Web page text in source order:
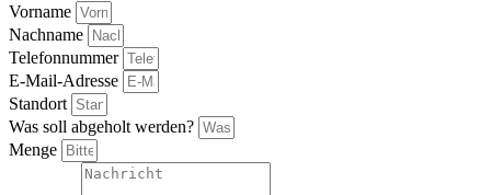
Vorname
Nachname
Telefonnummer
E-Mail-Adresse
Standort
Was soll abgeholt werden?
Menge